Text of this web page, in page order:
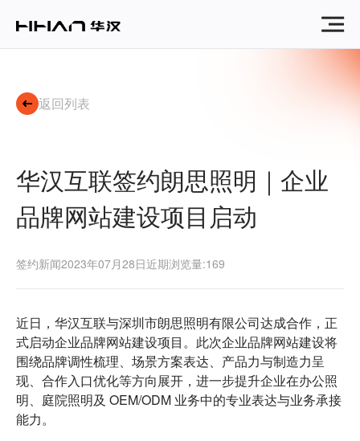
返回列表
华汉互联签约朗思照明｜企业
品牌网站建设项目启动
签约新闻2023年07月28日近期浏览量:169
近日，华汉互联与深圳市朗思照明有限公司达成合作，正
式启动企业品牌网站建设项目。此次企业品牌网站建设将
围绕品牌调性梳理、场景方案表达、产品力与制造力呈
现、合作入口优化等方向展开，进一步提升企业在办公照
明、庭院照明及 OEM/ODM 业务中的专业表达与业务承接
能力。